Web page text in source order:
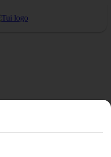
Väder och